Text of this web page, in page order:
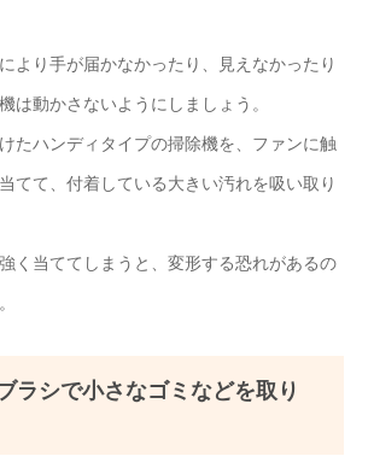
より手が届かなかったり、見えなかったり
は動かさないようにしましょう。
たハンディタイプの掃除機を、ファンに触
てて、付着している大きい汚れを吸い取り
く当ててしまうと、変形する恐れがあるの
ラシで小さなゴミなどを取り